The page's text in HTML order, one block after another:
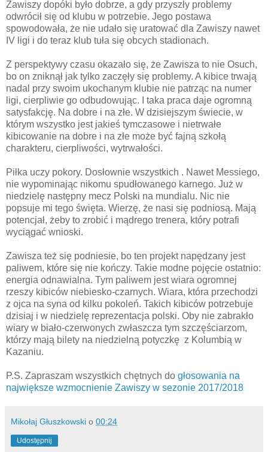
Zawiszy dopóki było dobrze, a gdy przyszły problemy
odwrócił się od klubu w potrzebie. Jego postawa
spowodowała, że nie udało się uratować dla Zawiszy nawet
IV ligi i do teraz klub tuła się obcych stadionach.
Z perspektywy czasu okazało się, że Zawisza to nie Osuch,
bo on zniknął jak tylko zaczęły się problemy. A kibice trwają
nadal przy swoim ukochanym klubie nie patrząc na numer
ligi, cierpliwie go odbudowując. I taka praca daje ogromną
satysfakcję. Na dobre i na złe. W dzisiejszym świecie, w
którym wszystko jest jakieś tymczasowe i nietrwałe
kibicowanie na dobre i na złe może być fajną szkołą
charakteru, cierpliwości, wytrwałości.
Piłka uczy pokory. Dosłownie wszystkich . Nawet Messiego,
nie wypominając nikomu spudłowanego karnego. Już w
niedzielę następny mecz Polski na mundialu. Nic nie
popsuje mi tego święta. Wierzę, że nasi się podniosą. Mają
potencjał, żeby to zrobić i mądrego trenera, który potrafi
wyciągać wnioski.
Zawisza też się podniesie, bo ten projekt napędzany jest
paliwem, które się nie kończy. Takie modne pojęcie ostatnio:
energia odnawialna. Tym paliwem jest wiara ogromnej
rzeszy kibiców niebiesko-czarnych. Wiara, która przechodzi
z ojca na syna od kilku pokoleń. Takich kibiców potrzebuje
dzisiaj i w niedzielę reprezentacja polski. Oby nie zabrakło
wiary w biało-czerwonych zwłaszcza tym szczęściarzom,
którzy mają bilety na niedzielną potyczkę z Kolumbią w
Kazaniu.
P.S. Zapraszam wszystkich chętnych do głosowania na
największe wzmocnienie Zawiszy w sezonie 2017/2018
Mikołaj Głuszkowski o 00:24
Udostępnij